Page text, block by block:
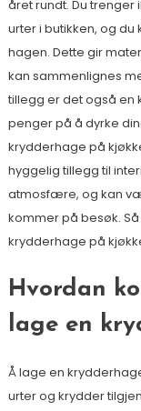
året rundt. Du
urter i butikken, og
hagen. Dette gir
kan sammenlignes
tillegg er det også en
penger på å dyrke
krydderhage på
hyggelig tillegg til
atmosfære, og kan
kommer på besøk.
krydderhage på
Hvordan
lage en
Å lage en
urter og krydder